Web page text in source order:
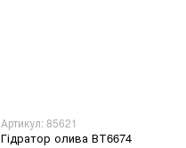
Артикул: 85621
Гідратор олива ВТ6674